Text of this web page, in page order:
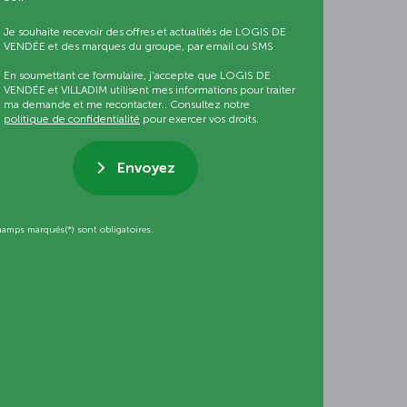
Je souhaite recevoir des offres et actualités de LOGIS DE
VENDÉE et des marques du groupe, par email ou SMS
En soumettant ce formulaire, j’accepte que LOGIS DE
VENDÉE et VILLADIM utilisent mes informations pour traiter
ma demande et me recontacter.. Consultez notre
politique de confidentialité pour exercer vos droits.
Envoyez
marqués(*) sont obligatoires.